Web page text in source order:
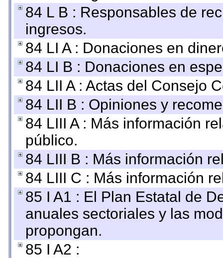
84 L B : Responsables de
ingresos.
84 LI A : Donaciones en
84 LI B : Donaciones en
84 LII A : Actas del Consejo
84 LII B : Opiniones y
84 LIII A : Más información
público.
84 LIII B : Más información
84 LIII C : Más información
85 I A1 : El Plan Estatal de
anuales sectoriales y las
propongan.
85 I A2 :